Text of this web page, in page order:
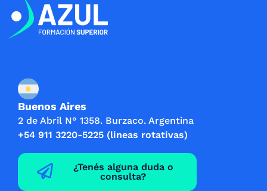
Buenos Aires
2 de Abril N° 1358. Burzaco. Argentina
+54 911 3220-5225 (lineas rotativas)
¿Tenés alguna duda o
consulta?